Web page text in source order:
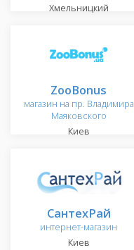
Хмельницкий
ZooBonus
магазин на пр. Владимира
Маяковского
Киев
СантехРай
интернет-магазин
Киев